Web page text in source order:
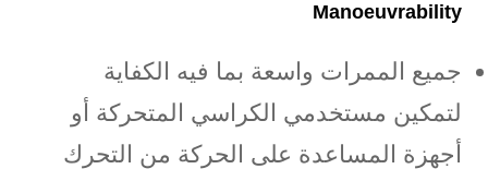
Manoeuvrability
جميع الممرات واسعة بما فيه الكفاية
لتمكين مستخدمي الكراسي المتحركة أو
أجهزة المساعدة على الحركة من التحرك